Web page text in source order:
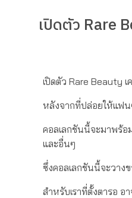
เปิดตัว Rare
เปิดตัว Rare Beauty เ
หลังจากที่ปล่อยให้แฟน
คอลเลกชันนี้จะมาพร้อ
และอื่นๆ
ซึ่งคอลเลกชันนี้จะวาง
สำหรับเราที่ตั้งตารอ อ